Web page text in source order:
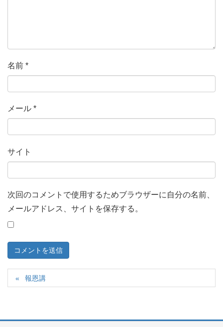
名前 *
メール *
サイト
次回のコメントで使用するためブラウザーに自分の名前、
メールアドレス、サイトを保存する。
報恩講